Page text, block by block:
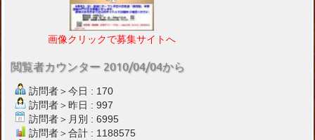
画像クリックで募集サイトへ
閲覧者カウンター 2010/04/04から
訪問者＞今日 : 170
訪問者＞昨日 : 997
訪問者＞月別 : 6995
訪問者＞合計 : 1188575